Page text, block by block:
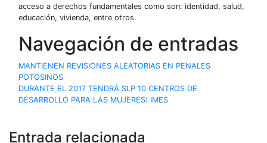
acceso a derechos fundamentales como son: identidad, salud,
educación, vivienda, entre otros.
Navegación de entradas
MANTIENEN REVISIONES ALEATORIAS EN PENALES
POTOSINOS
DURANTE EL 2017 TENDRÁ SLP 10 CENTROS DE
DESARROLLO PARA LAS MUJERES: IMES
Entrada relacionada